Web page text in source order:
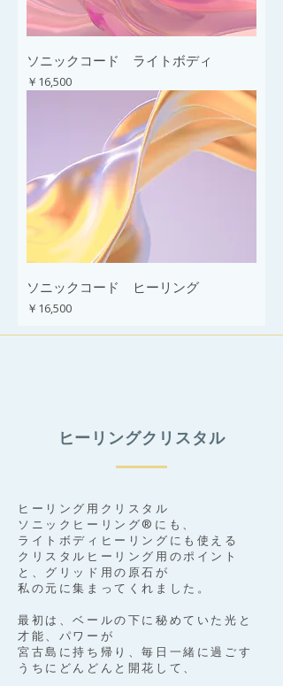
ソニックコード ライトボディ
価格
￥16,500
ソニックコード ヒーリング
価格
￥16,500
ヒーリングクリスタル
ヒーリング用クリスタル
ソニックヒーリング®️にも、
ライトボディヒーリングにも使える
クリスタルヒーリング用のポイント
と、グリッド用の原石が
私の元に集まってくれました。
最初は、ベールの下に秘めていた光と
才能、パワーが
宮古島に持ち帰り、毎日一緒に過ごす
うちにどんどんと開花して、